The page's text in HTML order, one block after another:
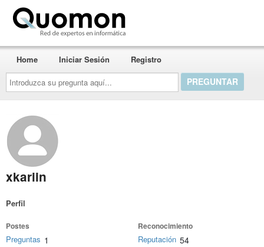
Introduzca
su
pregunta
aquí...
Home Iniciar Sesión Registro
xkariin
Perfil
Postes
Preguntas 1
Reconocimiento
Reputación 54